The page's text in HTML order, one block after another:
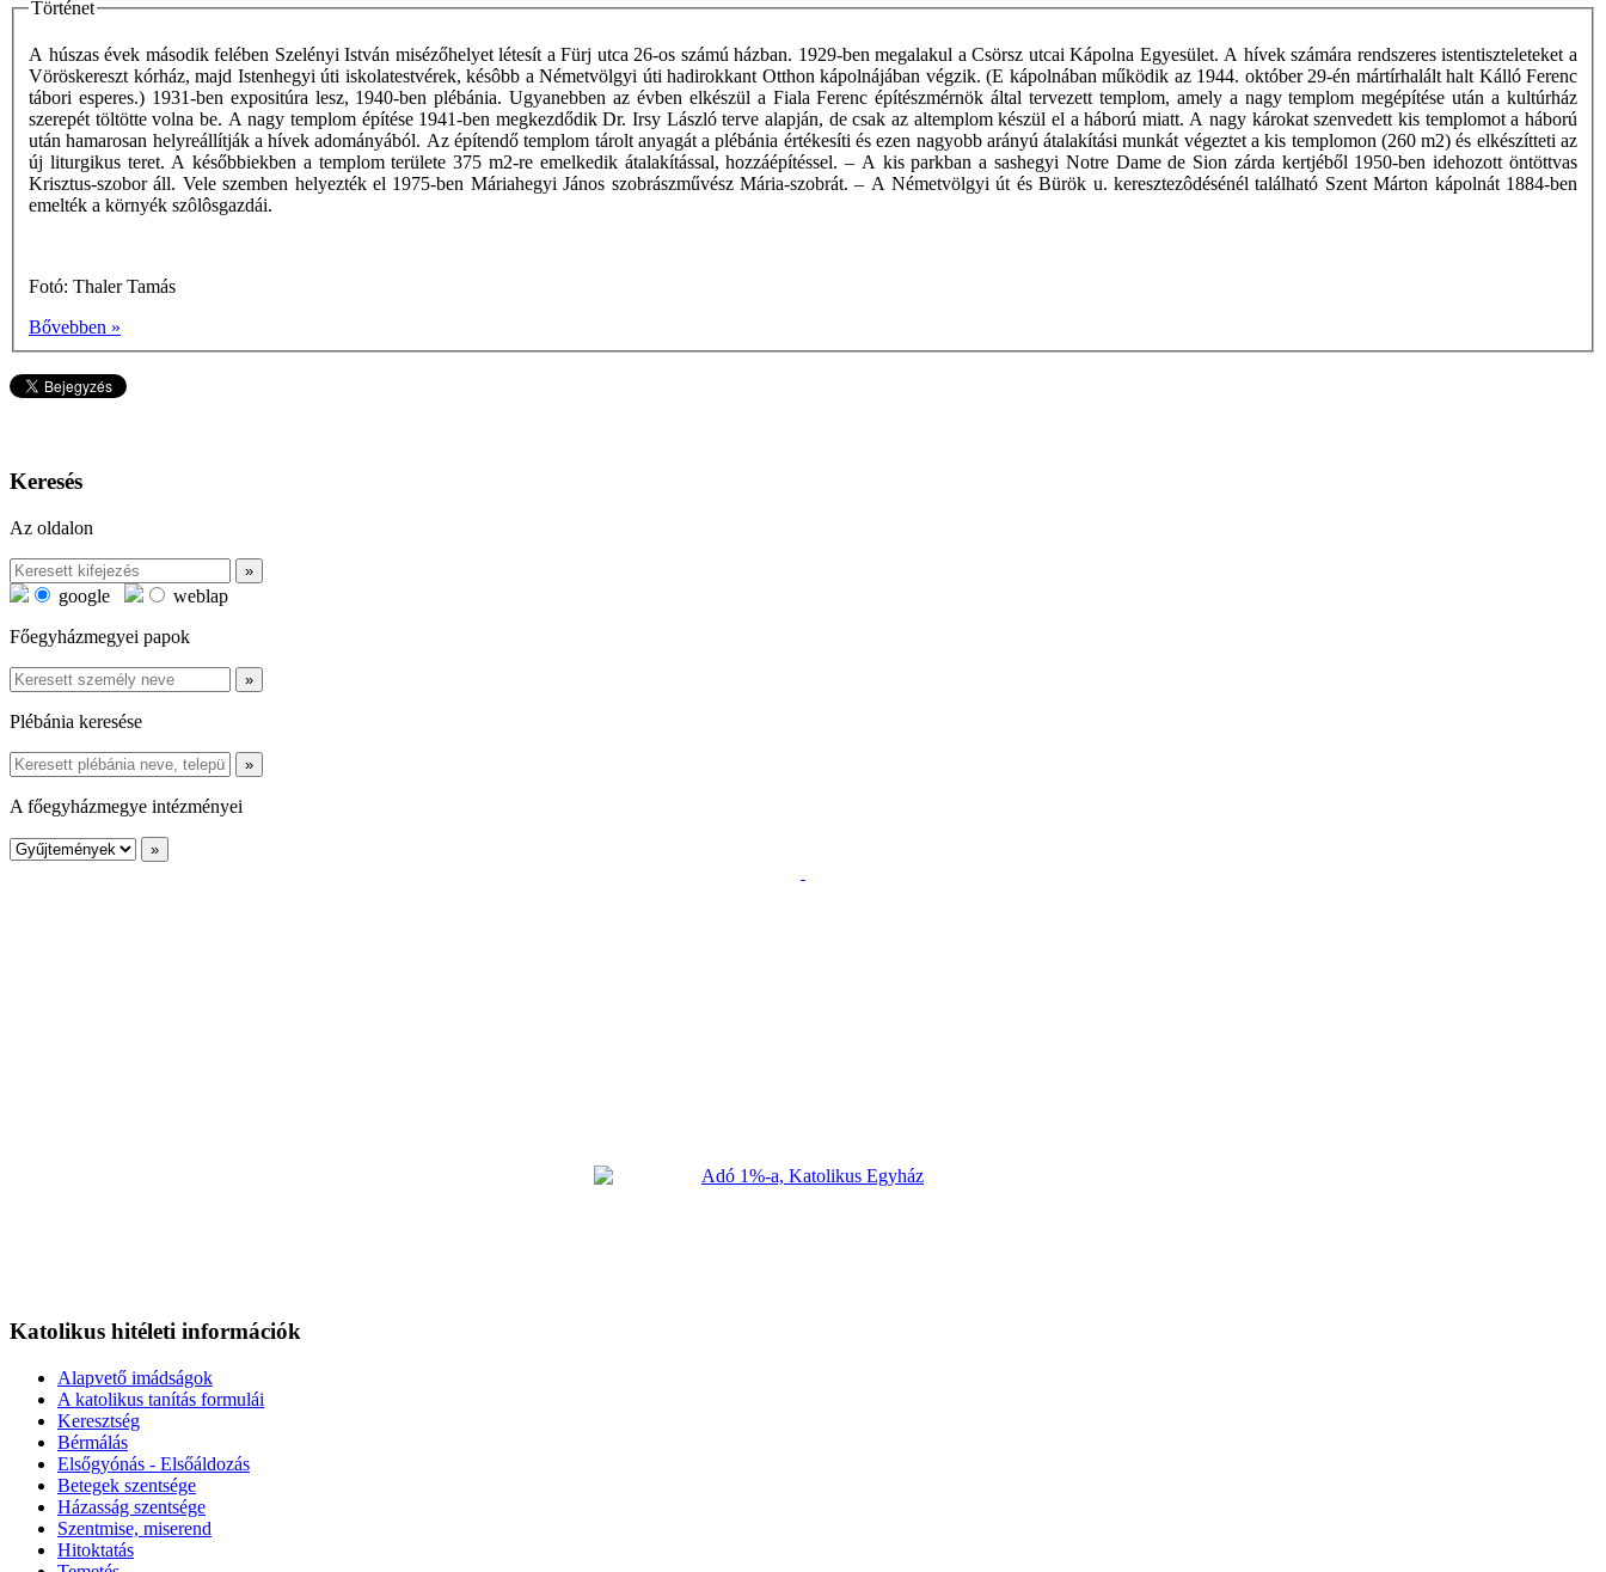
Történet
A húszas évek második felében Szelényi István misézőhelyet létesít a Fürj utca 26-os számú házban. 1929-ben megalakul a Csörsz utcai Kápolna Egyesület. A hívek számára rendszeres istentiszteleteket a
Vöröskereszt kórház, majd Istenhegyi úti iskolatestvérek, késôbb a Németvölgyi úti hadirokkant Otthon kápolnájában végzik. (E kápolnában működik az 1944. október 29-én mártírhalált halt Kálló Ferenc
tábori esperes.) 1931-ben expositúra lesz, 1940-ben plébánia. Ugyanebben az évben elkészül a Fiala Ferenc építészmérnök által tervezett templom, amely a nagy templom megépítése után a kultúrház
szerepét töltötte volna be. A nagy templom építése 1941-ben megkezdődik Dr. Irsy László terve alapján, de csak az altemplom készül el a háború miatt. A nagy károkat szenvedett kis templomot a háború
után hamarosan helyreállítják a hívek adományából. Az építendő templom tárolt anyagát a plébánia értékesíti és ezen nagyobb arányú átalakítási munkát végeztet a kis templomon (260 m2) és elkészítteti az
új liturgikus teret. A későbbiekben a templom területe 375 m2-re emelkedik átalakítással, hozzáépítéssel. – A kis parkban a sashegyi Notre Dame de Sion zárda kertjéből 1950-ben idehozott öntöttvas
Krisztus-szobor áll. Vele szemben helyezték el 1975-ben Máriahegyi János szobrászművész Mária-szobrát. – A Németvölgyi út és Bürök u. keresztezôdésénél található Szent Márton kápolnát 1884-ben
emelték a környék szôlôsgazdái.
Fotó: Thaler Tamás
Bővebben »
Keresés
Az oldalon
google
weblap
Főegyházmegyei papok
Plébánia keresése
A főegyházmegye intézményei
Katolikus hitéleti információk
Alapvető imádságok
A katolikus tanítás formulái
Keresztség
Bérmálás
Elsőgyónás - Elsőáldozás
Betegek szentsége
Házasság szentsége
Szentmise, miserend
Hitoktatás